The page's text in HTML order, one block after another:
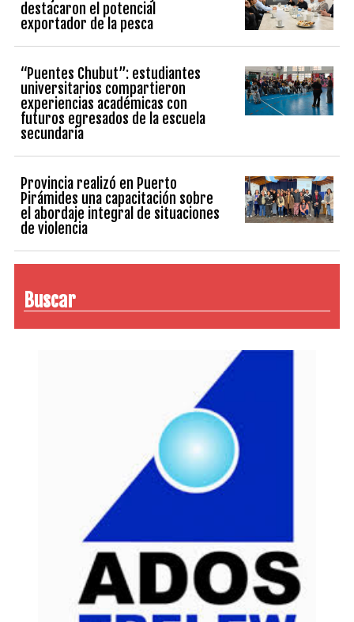
destacaron el potencial
exportador de la pesca
“Puentes Chubut”: estudiantes
universitarios compartieron
experiencias académicas con
futuros egresados de la escuela
secundaria
Provincia realizó en Puerto
Pirámides una capacitación sobre
el abordaje integral de situaciones
de violencia
Buscar